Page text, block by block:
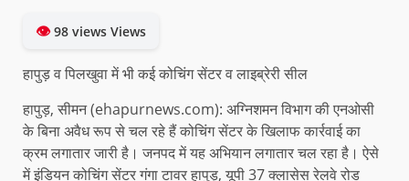
👁98 views Views
हापुड़ व पिलखुवा में भी कई कोचिंग सेंटर व लाइब्रेरी सील
हापुड़, सीमन (ehapurnews.com): अग्निशमन विभाग की एनओसी
के बिना अवैध रूप से चल रहे हैं कोचिंग सेंटर के खिलाफ कार्रवाई का
क्रम लगातार जारी है। जनपद में यह अभियान लगातार चल रहा है। ऐसे
में इंडियन कोचिंग सेंटर गंगा टावर हापुड़, यूपी 37 क्लासेस रेलवे रोड